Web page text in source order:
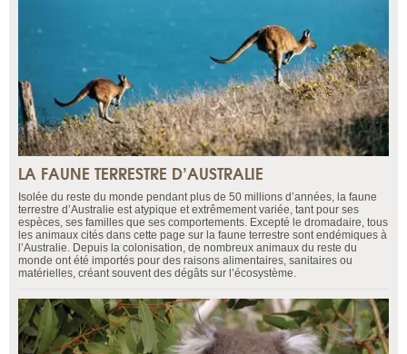
LA FAUNE TERRESTRE D’AUSTRALIE
Isolée du reste du monde pendant plus de 50 millions d’années, la faune
terrestre d’Australie est atypique et extrêmement variée, tant pour ses
espèces, ses familles que ses comportements. Excepté le dromadaire, tous
les animaux cités dans cette page sur la faune terrestre sont endémiques à
l’Australie. Depuis la colonisation, de nombreux animaux du reste du
monde ont été importés pour des raisons alimentaires, sanitaires ou
matérielles, créant souvent des dégâts sur l’écosystème.